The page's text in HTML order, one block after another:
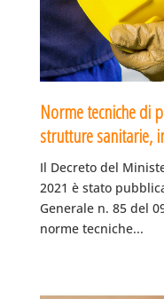
Norme tecniche di
strutture sanitarie,
Il Decreto del
2021 è stato
Generale n. 85 del
norme tecniche...